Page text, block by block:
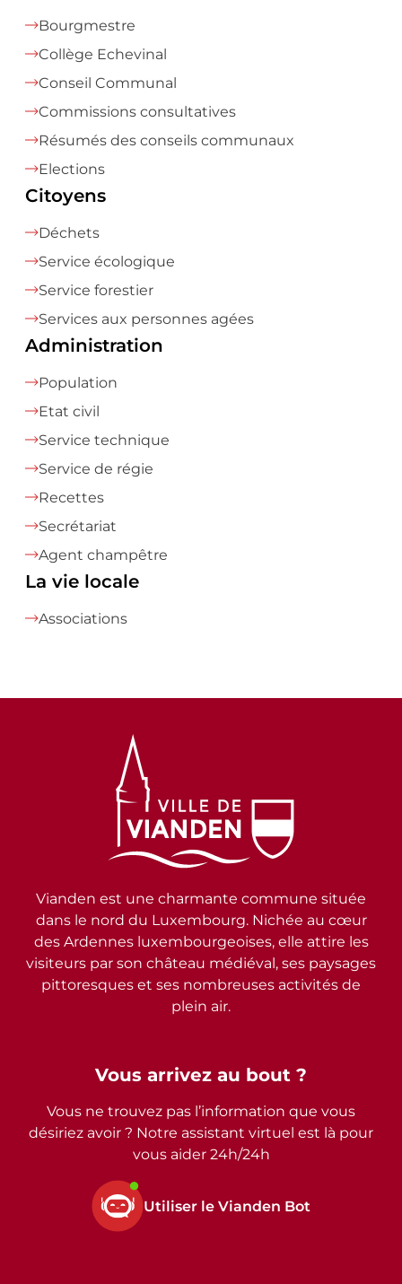
Bourgmestre
Collège Echevinal
Conseil Communal
Commissions consultatives
Résumés des conseils communaux
Elections
Citoyens
Déchets
Service écologique
Service forestier
Services aux personnes agées
Administration
Population
Etat civil
Service technique
Service de régie
Recettes
Secrétariat
Agent champêtre
La vie locale
Associations
Vous arrivez au bout ?
Vous ne trouvez pas l’information que vous
désiriez avoir ? Notre assistant virtuel est là pour
vous aider 24h/24h
Utiliser le Vianden Bot
Vianden est une charmante commune située
dans le nord du Luxembourg. Nichée au cœur
des Ardennes luxembourgeoises, elle attire les
visiteurs par son château médiéval, ses paysages
pittoresques et ses nombreuses activités de
plein air.